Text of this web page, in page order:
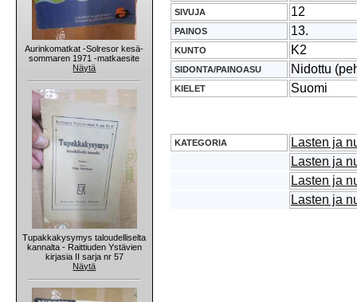
Aurinkomatkat -Solresor kesä-
sommaren 1971 -matkaesite
Näytä
Tupakkakysymys taloudelliselta
kannalta - Raittiuden Ystävien
kirjasia II sarja nr 57
Näytä
SIVUJA 12
PAINOS 13.
KUNTO K2
SIDONTA/PAINOASU Nidottu
KIELET Suomi
KATEGORIA
Lasten ja
Lasten ja
Lasten ja
Lasten ja